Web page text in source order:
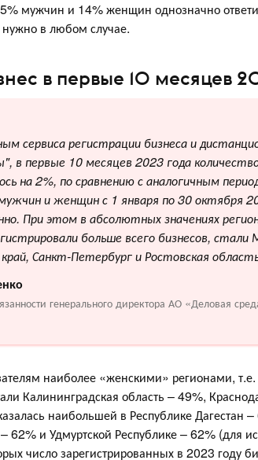
мужчин и 14% женщин однозначно
в любом случае.
в первые 10 месяцев
сервиса регистрации бизнеса и
в первые 10 месяцев 2023 года
на 2%, по сравнению с аналогичным
и женщин с 1 января по 30 октября
При этом в абсолютных значениях
больше всего бизнесов, стали
край, Санкт-Петербург и Ростовская
генерального директора АО «Деловая
наиболее «женскими» регионами,
Калининградская область – 49%,
наибольшей в Республике Дагестан
62% и Удмуртской Республике – 62% (для
число зарегистрированных в 2023 году